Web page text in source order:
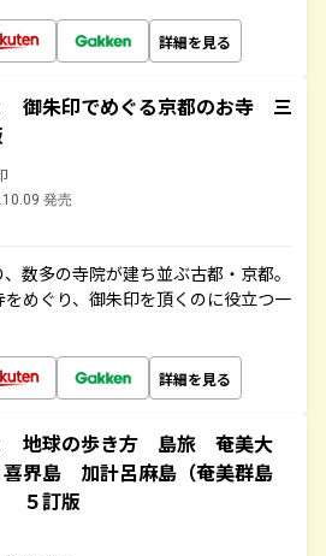
詳細を見る
御朱印でめぐる京都のお寺 三
発売
数多の寺院が建ち並ぶ古都・京都。
めぐり、御朱印を頂くのに役立つ一
詳細を見る
地球の歩き方 島旅 奄美大
界島 加計呂麻島（奄美群島
５訂版